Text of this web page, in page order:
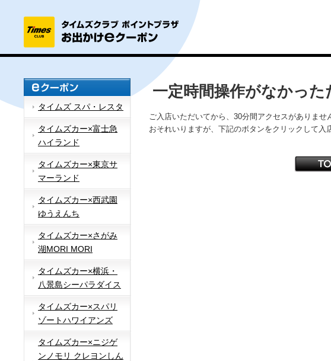
タイムズ スパ・レスタ
タイムズカー×富士急
ハイランド
タイムズカー×東京サ
マーランド
タイムズカー×西武園
ゆうえんち
タイムズカー×さがみ
湖MORI MORI
タイムズカー×横浜・
八景島シーパラダイス
タイムズカー×スパリ
ゾートハワイアンズ
タイムズカー×ニジゲ
ンノモリ クレヨンしん
一定時間操作がなかっ
ご入店いただいてから、30分間アクセスがありませ
おそれいりますが、下記のボタンをクリックして入